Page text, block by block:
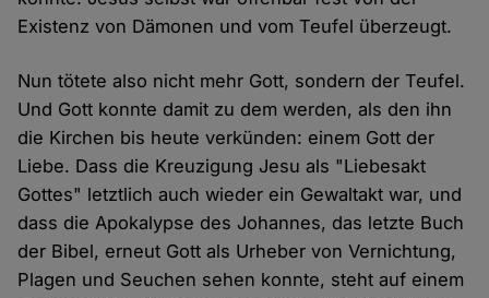
Existenz von Dämonen und vom Teufel überzeugt.
Nun tötete also nicht mehr Gott, sondern der Teufel.
Und Gott konnte damit zu dem werden, als den ihn
die Kirchen bis heute verkünden: einem Gott der
Liebe. Dass die Kreuzigung Jesu als "Liebesakt
Gottes" letztlich auch wieder ein Gewaltakt war, und
dass die Apokalypse des Johannes, das letzte Buch
der Bibel, erneut Gott als Urheber von Vernichtung,
Plagen und Seuchen sehen konnte, steht auf einem